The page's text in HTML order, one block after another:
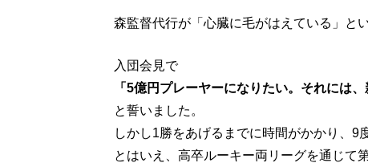
森監督代行が「心臓に毛がはえている」と
入団会見で
「5億円プレーヤーになりたい。それには
と誓いました。
しかし1勝をあげるまでに時間がかかり、9
とはいえ、高卒ルーキー両リーグを通じて